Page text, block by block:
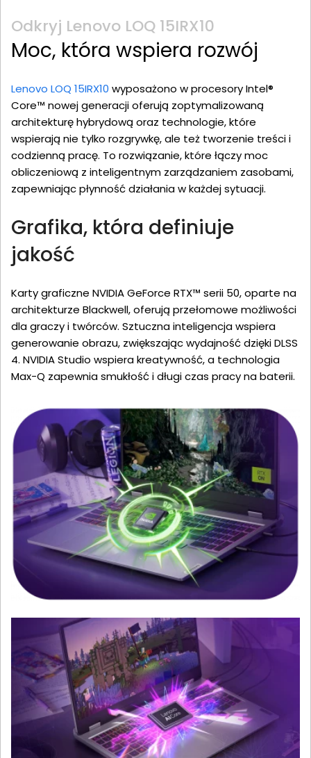
Odkryj Lenovo LOQ 15IRX10
Moc, która wspiera rozwój
Lenovo LOQ 15IRX10 wyposażono w procesory Intel®
Core™ nowej generacji oferują zoptymalizowaną
architekturę hybrydową oraz technologie, które
wspierają nie tylko rozgrywkę, ale też tworzenie treści i
codzienną pracę. To rozwiązanie, które łączy moc
obliczeniową z inteligentnym zarządzaniem zasobami,
zapewniając płynność działania w każdej sytuacji.
Grafika, która definiuje
jakość
Karty graficzne NVIDIA GeForce RTX™ serii 50, oparte na
architekturze Blackwell, oferują przełomowe możliwości
dla graczy i twórców. Sztuczna inteligencja wspiera
generowanie obrazu, zwiększając wydajność dzięki DLSS
4. NVIDIA Studio wspiera kreatywność, a technologia
Max-Q zapewnia smukłość i długi czas pracy na baterii.